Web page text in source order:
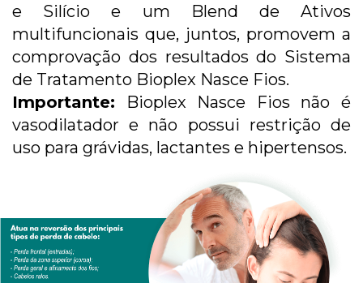
e Silício e um Blend de Ativos
multifuncionais que, juntos, promovem a
comprovação dos resultados do Sistema
de Tratamento Bioplex Nasce Fios.
Importante: Bioplex Nasce Fios não é
vasodilatador e não possui restrição de
uso para grávidas, lactantes e hipertensos.